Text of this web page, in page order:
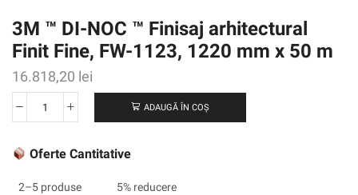
3M ™ DI-NOC ™ Finisaj arhitectural
Finit Fine, FW-1123, 1220 mm x 50 m
16.818,20 lei
Cantitate
™
NOC
ADAUGĂ ÎN COȘ
Oferte Cantitative
2–5 produse
5% reducere